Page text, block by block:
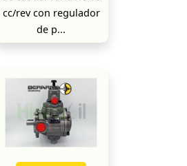
cc/rev con regulador
de p...